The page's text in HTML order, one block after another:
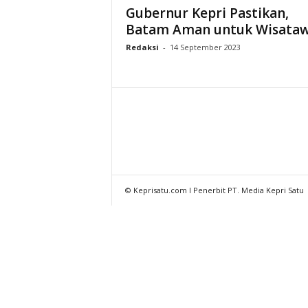
Gubernur Kepri Pastikan,
Batam Aman untuk
Redaksi - 14 September 2023
© Keprisatu.com I Penerbit PT. Media Kepri Satu